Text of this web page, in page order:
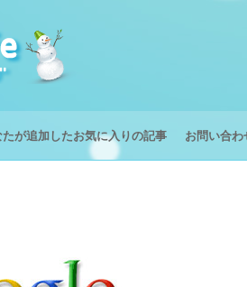
たが追加したお気に入りの記事 お問い合わ